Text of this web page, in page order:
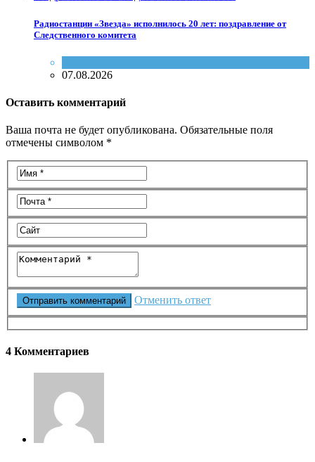
Радиостанции «Звезда» исполнилось 20 лет: поздравление от
Следственного комитета
07.08.2026
Оставить комментарий
Ваша почта не будет опубликована. Обязательные поля
отмечены символом *
Отменить ответ
4 Комментариев